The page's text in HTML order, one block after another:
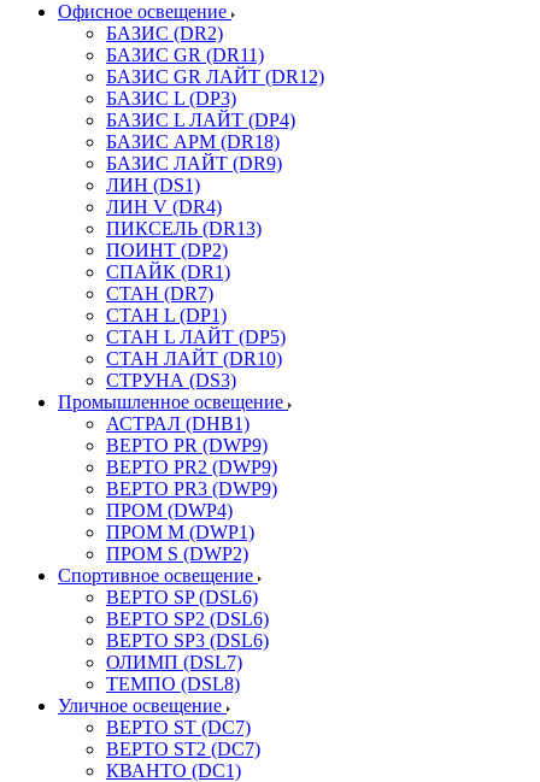
Офисное освещение
БАЗИС (DR2)
БАЗИС GR (DR11)
БАЗИС GR ЛАЙТ (DR12)
БАЗИС L (DP3)
БАЗИС L ЛАЙТ (DP4)
БАЗИС АРМ (DR18)
БАЗИС ЛАЙТ (DR9)
ЛИН (DS1)
ЛИН V (DR4)
ПИКСЕЛЬ (DR13)
ПОИНТ (DP2)
СПАЙК (DR1)
СТАН (DR7)
СТАН L (DP1)
СТАН L ЛАЙТ (DP5)
СТАН ЛАЙТ (DR10)
СТРУНА (DS3)
Промышленное освещение
АСТРАЛ (DHB1)
ВЕРТО PR (DWP9)
ВЕРТО PR2 (DWP9)
ВЕРТО PR3 (DWP9)
ПРОМ (DWP4)
ПРОМ M (DWP1)
ПРОМ S (DWP2)
Спортивное освещение
ВЕРТО SP (DSL6)
ВЕРТО SP2 (DSL6)
ВЕРТО SP3 (DSL6)
ОЛИМП (DSL7)
ТЕМПО (DSL8)
Уличное освещение
ВЕРТО ST (DC7)
ВЕРТО ST2 (DC7)
КВАНТО (DC1)